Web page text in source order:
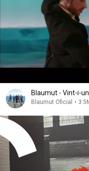
Blaumut - Vint-i-
Blaumut Oficial •